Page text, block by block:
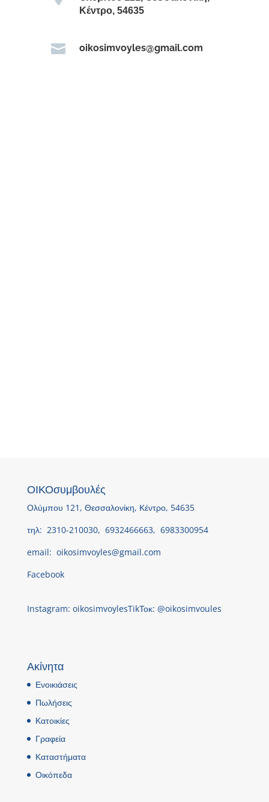
Κέντρο, 54635
 oikosimvoyles@gmail.com
ΟΙΚΟσυμβουλές
Ολύμπου 121, Θεσσαλονίκη, Κέντρο, 54635
τηλ: 2310-210030, 6932466663, 6983300954
email: oikosimvoyles@gmail.com
Facebook
Instagram: oikosimvoylesTikΤοκ: @oikosimvoules
Ακίνητα
Ενοικιάσεις
Πωλήσεις
Κατοικίες
Γραφεία
Καταστήματα
Οικόπεδα